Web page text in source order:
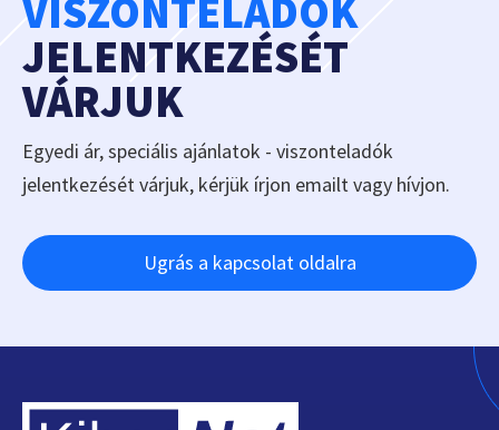
VISZONTELADÓK
JELENTKEZÉSÉT
VÁRJUK
Egyedi ár, speciális ajánlatok - viszonteladók
jelentkezését várjuk, kérjük írjon emailt vagy hívjon.
Ugrás a kapcsolat oldalra